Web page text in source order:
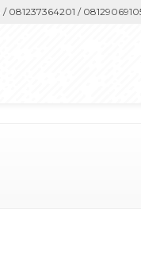
/ 081290691054